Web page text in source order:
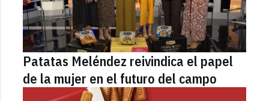
Patatas Meléndez reivindica el papel
de la mujer en el futuro del campo